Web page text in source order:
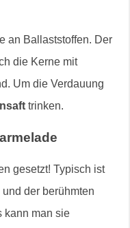
an Ballaststoffen. Der
die Kerne mit
Um die Verdauung
trinken.
gesetzt! Typisch ist
der berühmten
kann man sie